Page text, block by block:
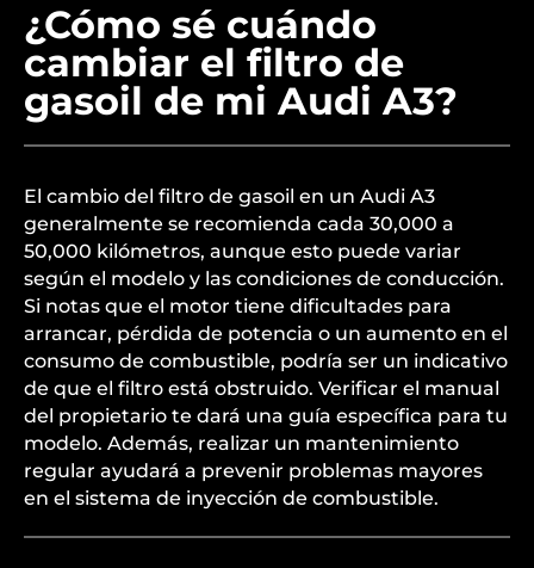
¿Cómo sé cuándo
cambiar el filtro de
gasoil de mi Audi A3?
El cambio del filtro de gasoil en un Audi A3
generalmente se recomienda cada 30,000 a
50,000 kilómetros, aunque esto puede variar
según el modelo y las condiciones de conducción.
Si notas que el motor tiene dificultades para
arrancar, pérdida de potencia o un aumento en el
consumo de combustible, podría ser un indicativo
de que el filtro está obstruido. Verificar el manual
del propietario te dará una guía específica para tu
modelo. Además, realizar un mantenimiento
regular ayudará a prevenir problemas mayores
en el sistema de inyección de combustible.